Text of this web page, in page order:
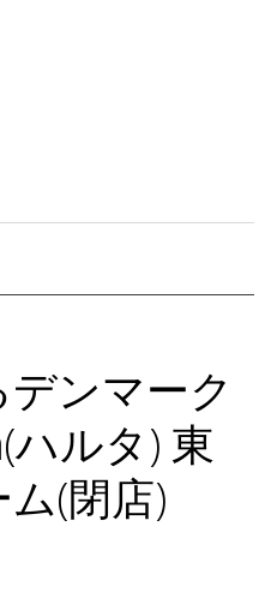
ンマーク
ルタ) 東
(閉店)